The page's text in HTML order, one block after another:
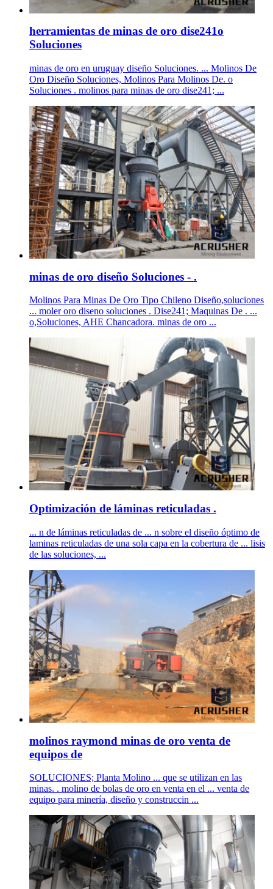
herramientas de minas de oro dise241o
Soluciones
minas de oro en uruguay diseño Soluciones. ... Molinos De
Oro Diseño Soluciones, Molinos Para Molinos De. o
Soluciones . molinos para minas de oro dise241; ...
minas de oro diseño Soluciones - .
Molinos Para Minas De Oro Tipo Chileno Diseño,soluciones
... moler oro diseno soluciones . Dise241; Maquinas De . ...
o,Soluciones, AHE Chancadora. minas de oro ...
Optimización de láminas reticuladas .
... n de láminas reticuladas de ... n sobre el diseño óptimo de
laminas reticuladas de una sola capa en la cobertura de ... lisis
de las soluciones, ...
molinos raymond minas de oro venta de
equipos de
SOLUCIONES; Planta Molino ... que se utilizan en las
minas. . molino de bolas de oro en venta en el ... venta de
equipo para minería, diseño y construccin ...